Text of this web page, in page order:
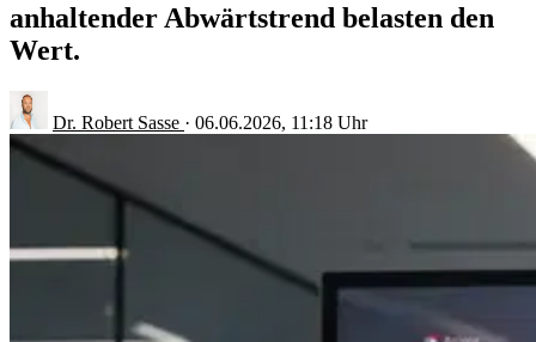
anhaltender Abwärtstrend belasten den
Wert.
Dr. Robert Sasse · 06.06.2026, 11:18 Uhr